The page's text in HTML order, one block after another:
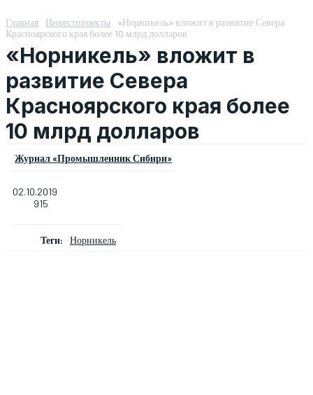
Главная Инвестпроекты
«Норникель» вложит в развитие Севера
Красноярского края более 10 млрд долларов
«Норникель» вложит в
развитие Севера
Красноярского края более
10 млрд долларов
Журнал «Промышленник Сибири»
02.10.2019
915
Теги: Норникель